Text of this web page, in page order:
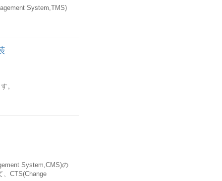
ID-3 PARVAパラメ
AGR_FLAGSテーブ
性タイプ-3
す。ユーザパラメータ
初期値が自動的に表
System,TMS)
されます。次にその
1つのシステムのみが
１つ以上の移送グル
設定など、移送ドメ
ムをドメインコント
。
込む必要がありま
AUTHORITY-CHECK
System,CMS)の
、CTS(Change